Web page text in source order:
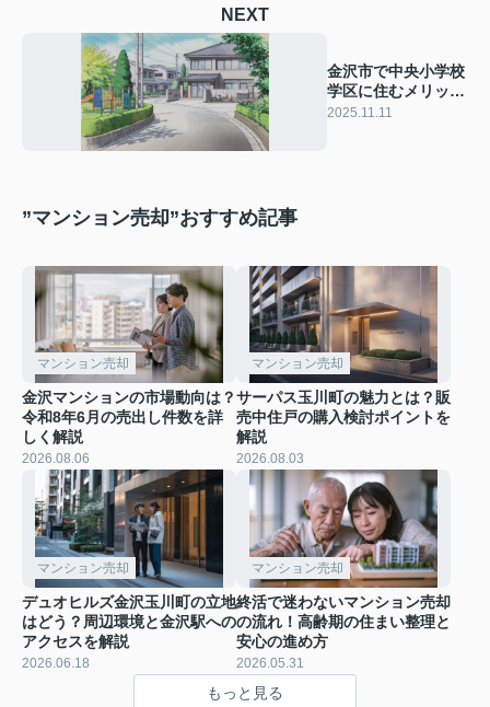
NEXT
金沢市で中央小学校
学区に住むメリット
は？不動産選びの注
2025.11.11
”マンション売却”おすすめ記事
マンション売却
金沢マンションの市場動向は？
令和8年6月の売出し件数を詳
しく解説
2026.08.06
マンション売却
サーパス玉川町の魅力とは？販
売中住戸の購入検討ポイントを
解説
2026.08.03
マンション売却
デュオヒルズ金沢玉川町の立地
はどう？周辺環境と金沢駅への
アクセスを解説
2026.06.18
マンション売却
終活で迷わないマンション売却
の流れ！高齢期の住まい整理と
安心の進め方
2026.05.31
もっと見る